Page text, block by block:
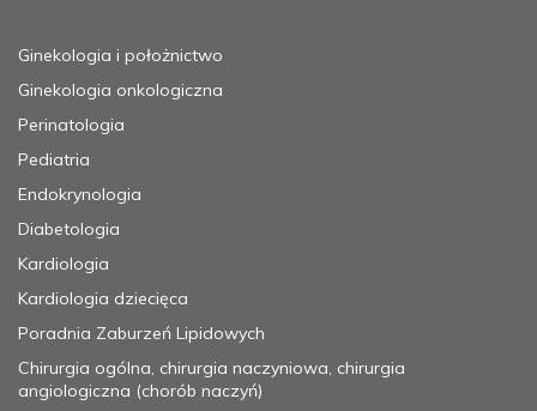
Ginekologia i położnictwo
Ginekologia onkologiczna
Perinatologia
Pediatria
Endokrynologia
Diabetologia
Kardiologia
Kardiologia dziecięca
Poradnia Zaburzeń Lipidowych
Chirurgia ogólna, chirurgia naczyniowa, chirurgia
angiologiczna (chorób naczyń)